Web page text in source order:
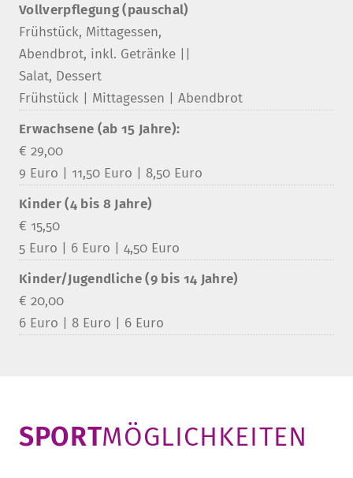
Vollverpflegung (pauschal)
Frühstück, Mittagessen,
Abendbrot, inkl. Getränke ||
Salat, Dessert
Frühstück | Mittagessen | Abendbrot
Erwachsene (ab 15 Jahre):
€ 29,00
9 Euro | 11,50 Euro | 8,50 Euro
Kinder (4 bis 8 Jahre)
€ 15,50
5 Euro | 6 Euro | 4,50 Euro
Kinder/Jugendliche (9 bis 14 Jahre)
€ 20,00
6 Euro | 8 Euro | 6 Euro
­SPORT­MÖGLICHKEITEN